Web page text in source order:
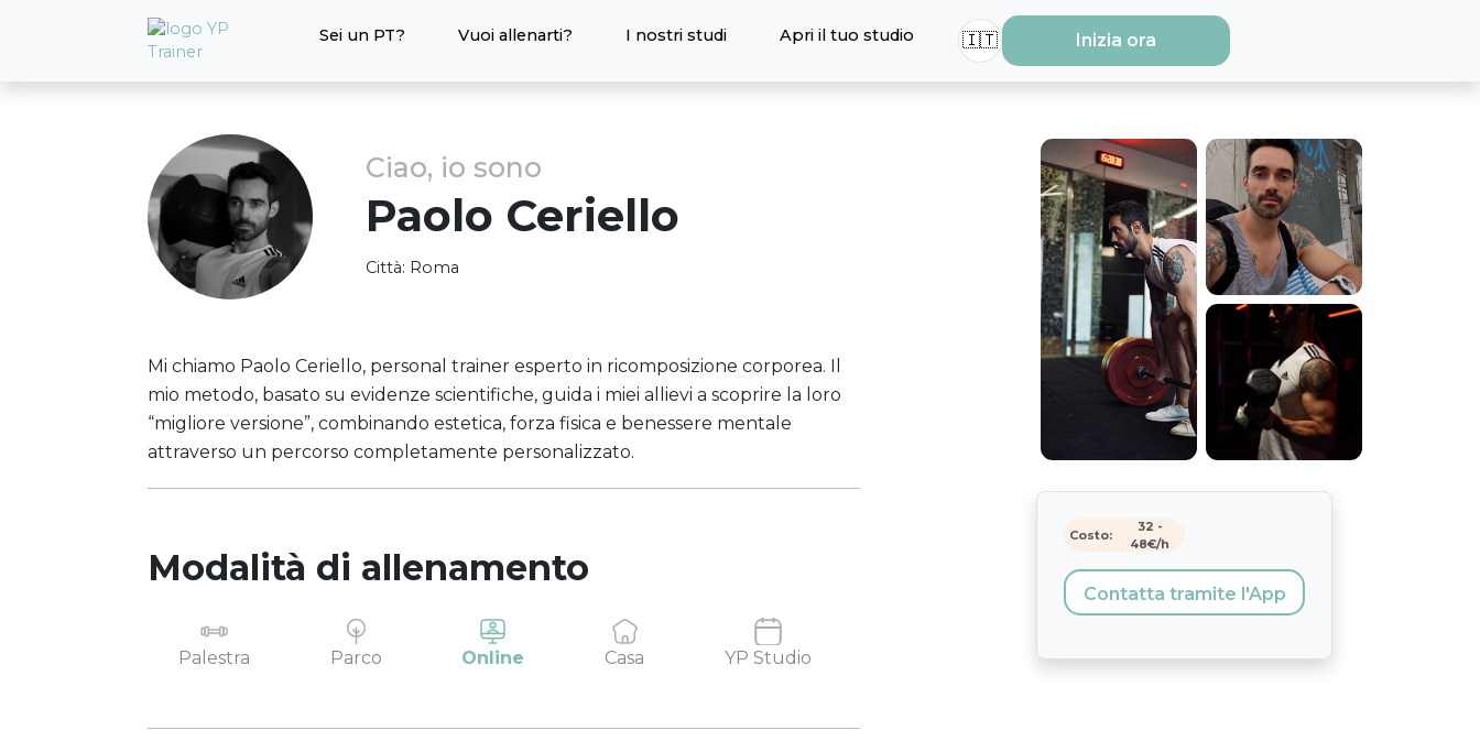
Sei un PT? Vuoi allenarti? I nostri studi Apri il tuo studio 🇮🇹 Inizia ora
Ciao, io sono
Paolo Ceriello
Città: Roma
Mi chiamo Paolo Ceriello, personal trainer esperto in ricomposizione corporea. Il
mio metodo, basato su evidenze scientifiche, guida i miei allievi a scoprire la loro
“migliore versione”, combinando estetica, forza fisica e benessere mentale
attraverso un percorso completamente personalizzato.
Modalità di allenamento
Palestra Parco Online Casa YP Studio
Costo:
32 -
48€/h
Contatta tramite l'App